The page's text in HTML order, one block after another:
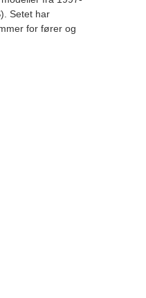
Setet har
for fører og